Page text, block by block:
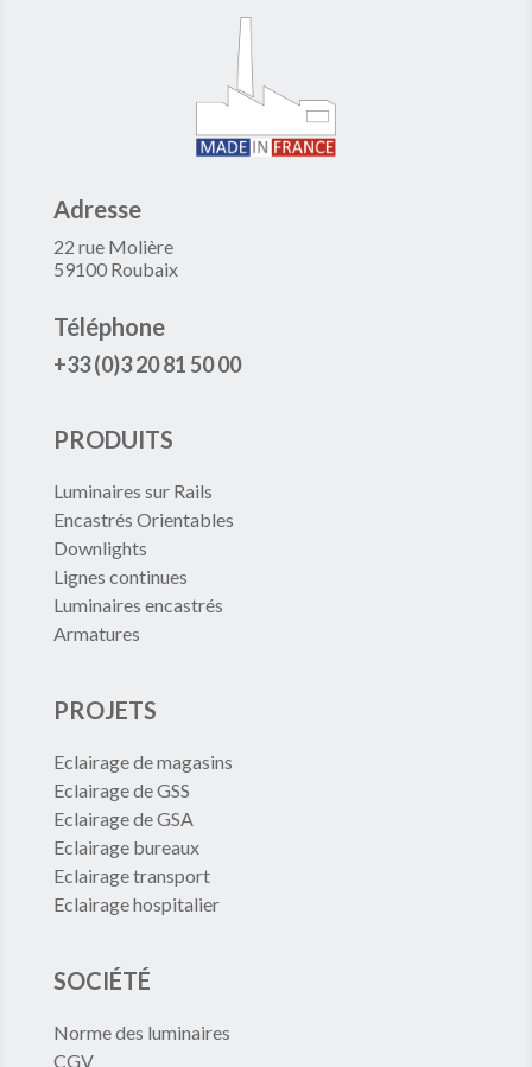
Adresse
22 rue Molière
59100 Roubaix
Téléphone
+33 (0)3 20 81 50 00
PRODUITS
Luminaires sur Rails
Encastrés Orientables
Downlights
Lignes continues
Luminaires encastrés
Armatures
PROJETS
Eclairage de magasins
Eclairage de GSS
Eclairage de GSA
Eclairage bureaux
Eclairage transport
Eclairage hospitalier
SOCIÉTÉ
Norme des luminaires
CGV